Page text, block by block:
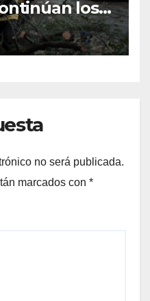
los
no será publicada.
marcados con *